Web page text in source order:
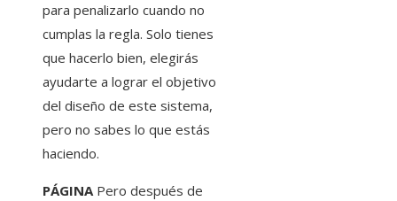
para penalizarlo cuando no
cumplas la regla. Solo tienes
que hacerlo bien, elegirás
ayudarte a lograr el objetivo
del diseño de este sistema,
pero no sabes lo que estás
haciendo.
PÁGINAPero después de